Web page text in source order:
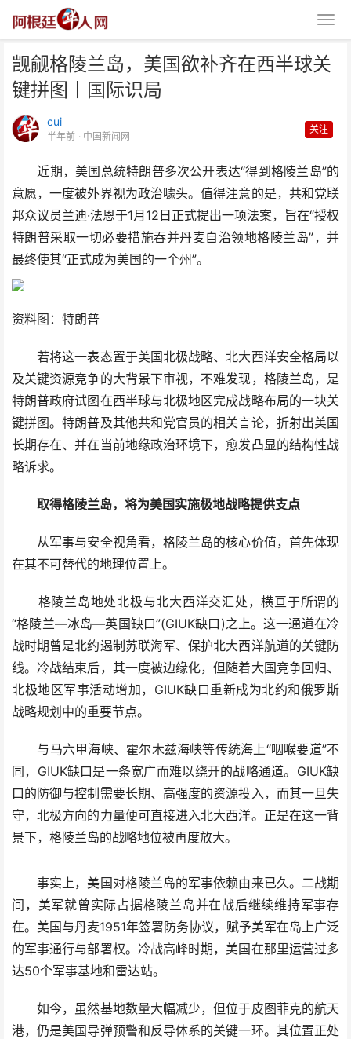
觊觎格陵兰岛，美国欲补齐在西半球关
键拼图丨国际识局
cui
半年前 · 中国新闻网
关注
近期，美国总统特朗普多次公开表达“得到格陵兰岛”的
意愿，一度被外界视为政治噱头。值得注意的是，共和党联
邦众议员兰迪·法恩于1月12日正式提出一项法案，旨在“授权
特朗普采取一切必要措施吞并丹麦自治领地格陵兰岛”，并
最终使其“正式成为美国的一个州”。
资料图：特朗普
若将这一表态置于美国北极战略、北大西洋安全格局以
及关键资源竞争的大背景下审视，不难发现，格陵兰岛，是
特朗普政府试图在西半球与北极地区完成战略布局的一块关
键拼图。特朗普及其他共和党官员的相关言论，折射出美国
长期存在、并在当前地缘政治环境下，愈发凸显的结构性战
略诉求。
取得格陵兰岛，将为美国实施极地战略提供支点
从军事与安全视角看，格陵兰岛的核心价值，首先体现
在其不可替代的地理位置上。
格陵兰岛地处北极与北大西洋交汇处，横亘于所谓的
“格陵兰—冰岛—英国缺口”(GIUK缺口)之上。这一通道在冷
战时期曾是北约遏制苏联海军、保护北大西洋航道的关键防
线。冷战结束后，其一度被边缘化，但随着大国竞争回归、
北极地区军事活动增加，GIUK缺口重新成为北约和俄罗斯
战略规划中的重要节点。
与马六甲海峡、霍尔木兹海峡等传统海上“咽喉要道”不
同，GIUK缺口是一条宽广而难以绕开的战略通道。GIUK缺
口的防御与控制需要长期、高强度的资源投入，而其一旦失
守，北极方向的力量便可直接进入北大西洋。正是在这一背
景下，格陵兰岛的战略地位被再度放大。
事实上，美国对格陵兰岛的军事依赖由来已久。二战期
间，美军就曾实际占据格陵兰岛并在战后继续维持军事存
在。美国与丹麦1951年签署防务协议，赋予美军在岛上广泛
的军事通行与部署权。冷战高峰时期，美国在那里运营过多
达50个军事基地和雷达站。
如今，虽然基地数量大幅减少，但位于皮图菲克的航天
港，仍是美国导弹预警和反导体系的关键一环。其位置正处
觊觎格陵兰岛，美国欲补齐在西半
球关键拼图丨国际识局